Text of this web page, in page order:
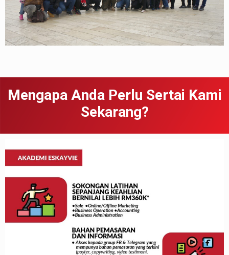
Mengapa Anda Perlu Sertai Kami
Sekarang?